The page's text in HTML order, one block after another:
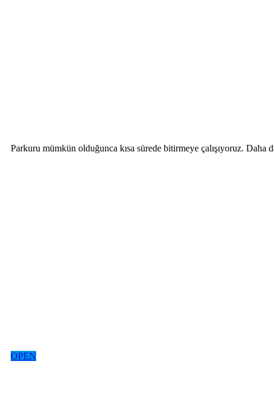
Parkuru mümkün olduğunca kısa sürede bitirmeye çalışıyoruz.
OPEN